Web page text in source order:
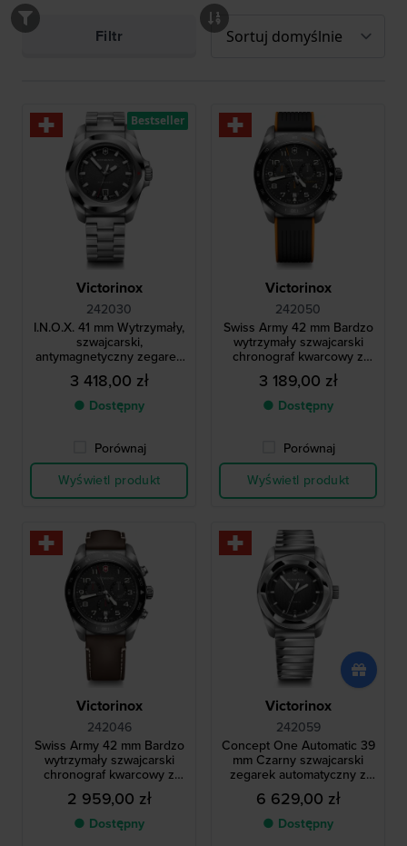
Filtr
Victorinox
242030
I.N.O.X. 41 mm Wytrzymały,
szwajcarski,
antymagnetyczny zegarek
kwarcowy
3 418,00 zł
● Dostępny
Porównaj
Wyświetl produkt
Bestseller
Victorinox
242050
Swiss Army 42 mm Bardzo
wytrzymały szwajcarski
chronograf kwarcowy z
datownikiem
3 189,00 zł
● Dostępny
Porównaj
Wyświetl produkt
Victorinox
242046
Swiss Army 42 mm Bardzo
wytrzymały szwajcarski
chronograf kwarcowy z
datownikiem
2 959,00 zł
● Dostępny
Victorinox
242059
Concept One Automatic 39
mm Czarny szwajcarski
zegarek automatyczny z
rzeźbioną ramką i stalową
bransoletą
6 629,00 zł
● Dostępny